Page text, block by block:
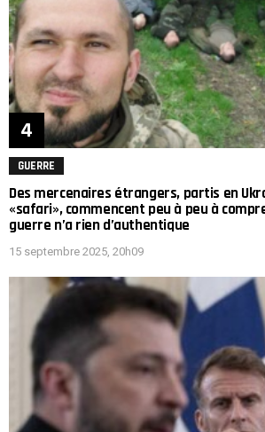
GUERRE
Des mercenaires étrangers, partis en
«safari», commencent peu à peu à
guerre n’a rien d’authentique
15 septembre 2025, 20h09